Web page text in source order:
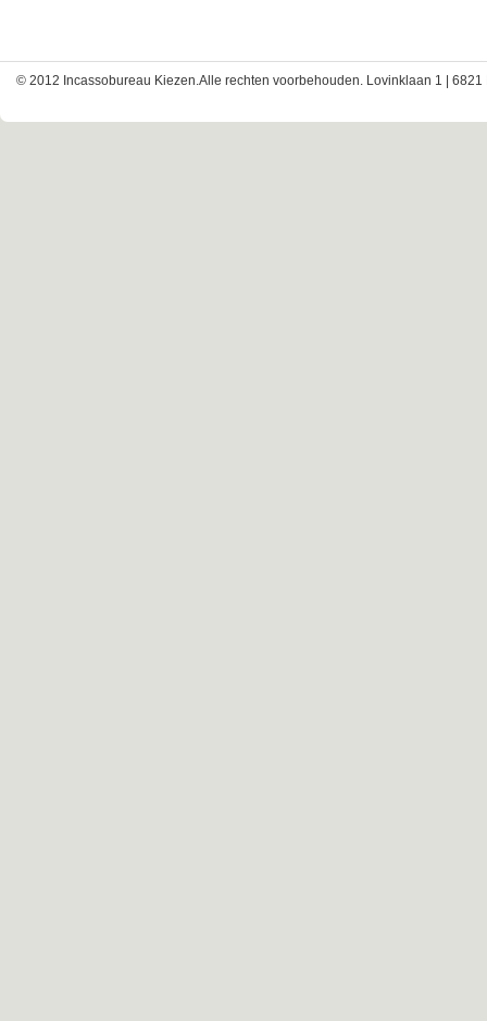
© 2012 Incassobureau Kiezen.Alle rechten voorbehouden. Lovinklaan 1 | 6821